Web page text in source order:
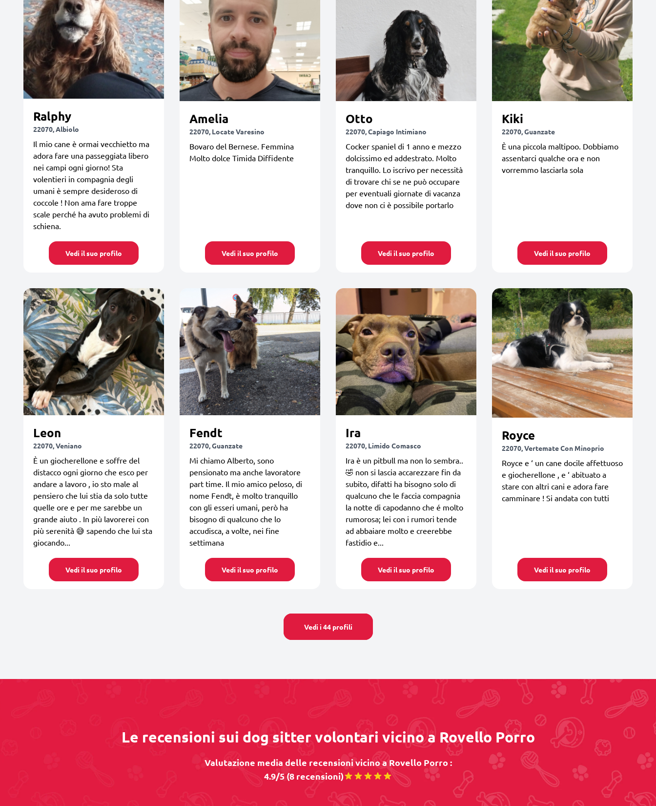
Ralphy
22070, Albiolo
Il mio cane è ormai vecchietto ma
adora fare una passeggiata libero
nei campi ogni giorno! Sta
volentieri in compagnia degli
umani è sempre desideroso di
coccole ! Non ama fare troppe
scale perché ha avuto problemi di
schiena.
Vedi il suo profilo
Amelia
22070, Locate Varesino
Bovaro del Bernese. Femmina
Molto dolce Timida Diffidente
Vedi il suo profilo
Otto
22070, Capiago Intimiano
Cocker spaniel di 1 anno e mezzo
dolcissimo ed addestrato. Molto
tranquillo. Lo iscrivo per necessità
di trovare chi se ne può occupare
per eventuali giornate di vacanza
dove non ci è possibile portarlo
Vedi il suo profilo
Kiki
22070, Guanzate
È una piccola maltipoo. Dobbiamo
assentarci qualche ora e non
vorremmo lasciarla sola
Vedi il suo profilo
Leon
22070, Veniano
È un giocherellone e soffre del
distacco ogni giorno che esco per
andare a lavoro , io sto male al
pensiero che lui stia da solo tutte
quelle ore e per me sarebbe un
grande aiuto . In più lavorerei con
più serenità 😅 sapendo che lui sta
giocando...
Vedi il suo profilo
Fendt
22070, Guanzate
Mi chiamo Alberto, sono
pensionato ma anche lavoratore
part time. Il mio amico peloso, di
nome Fendt, è molto tranquillo
con gli esseri umani, però ha
bisogno di qualcuno che lo
accudisca, a volte, nei fine
settimana
Vedi il suo profilo
Ira
22070, Limido Comasco
Ira è un pitbull ma non lo sembra..
🤣 non si lascia accarezzare fin da
subito, difatti ha bisogno solo di
qualcuno che le faccia compagnia
la notte di capodanno che é molto
rumorosa; lei con i rumori tende
ad abbaiare molto e creerebbe
fastidio e...
Vedi il suo profilo
Royce
22070, Vertemate Con Minoprio
Royce e ‘ un cane docile affettuoso
e giocherellone , e ‘ abituato a
stare con altri cani e adora fare
camminare ! Si andata con tutti
Vedi il suo profilo
Vedi i 44 profili
Le recensioni sui dog sitter volontari vicino a Rovello Porro
Valutazione media delle recensioni vicino a Rovello Porro :
4.9/5 (8 recensioni)